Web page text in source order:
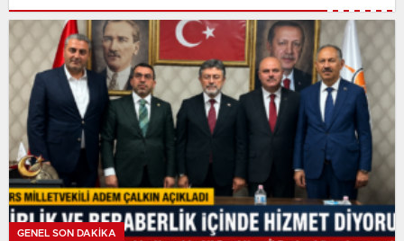
GENEL SON DAKİKA